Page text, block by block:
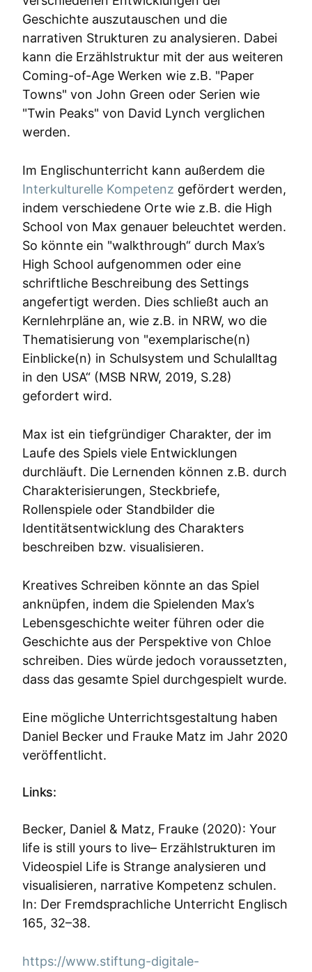
Geschichte auszutauschen und die
narrativen Strukturen zu analysieren. Dabei
kann die Erzählstruktur mit der aus weiteren
Coming-of-Age Werken wie z.B. "Paper
Towns" von John Green oder Serien wie
"Twin Peaks" von David Lynch verglichen
werden.
Im Englischunterricht kann außerdem die
Interkulturelle Kompetenz gefördert werden,
indem verschiedene Orte wie z.B. die High
School von Max genauer beleuchtet werden.
So könnte ein "walkthrough“ durch Max’s
High School aufgenommen oder eine
schriftliche Beschreibung des Settings
angefertigt werden. Dies schließt auch an
Kernlehrpläne an, wie z.B. in NRW, wo die
Thematisierung von "exemplarische(n)
Einblicke(n) in Schulsystem und Schulalltag
in den USA“ (MSB NRW, 2019, S.28)
gefordert wird.
Max ist ein tiefgründiger Charakter, der im
Laufe des Spiels viele Entwicklungen
durchläuft. Die Lernenden können z.B. durch
Charakterisierungen, Steckbriefe,
Rollenspiele oder Standbilder die
Identitätsentwicklung des Charakters
beschreiben bzw. visualisieren.
Kreatives Schreiben könnte an das Spiel
anknüpfen, indem die Spielenden Max’s
Lebensgeschichte weiter führen oder die
Geschichte aus der Perspektive von Chloe
schreiben. Dies würde jedoch voraussetzten,
dass das gesamte Spiel durchgespielt wurde.
Eine mögliche Unterrichtsgestaltung haben
Daniel Becker und Frauke Matz im Jahr 2020
veröffentlicht.
Links:
Becker, Daniel & Matz, Frauke (2020): Your
life is still yours to live– Erzählstrukturen im
Videospiel Life is Strange analysieren und
visualisieren, narrative Kompetenz schulen.
In: Der Fremdsprachliche Unterricht Englisch
165, 32–38.
https://www.stiftung-digitale-